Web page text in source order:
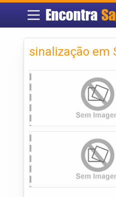
Encontra
sinalização em